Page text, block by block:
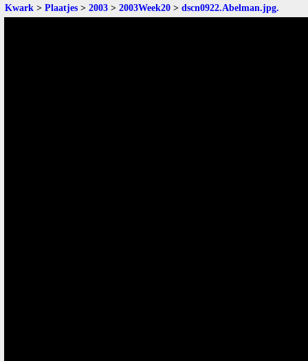
Kwark > Plaatjes > 2003 > 2003Week20 > dscn0922.Abelman.jpg.